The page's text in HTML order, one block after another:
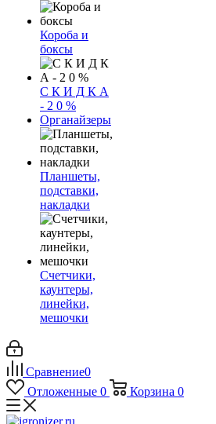
Короба и
боксы
С К И Д К А
- 2 0 %
Органайзеры
Планшеты,
подставки,
накладки
Счетчики,
каунтеры,
линейки,
мешочки
Сравнение0
Отложенные 0 Корзина 0